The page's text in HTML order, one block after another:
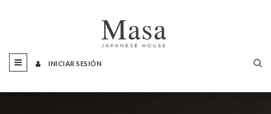
INICIAR SESIÓN